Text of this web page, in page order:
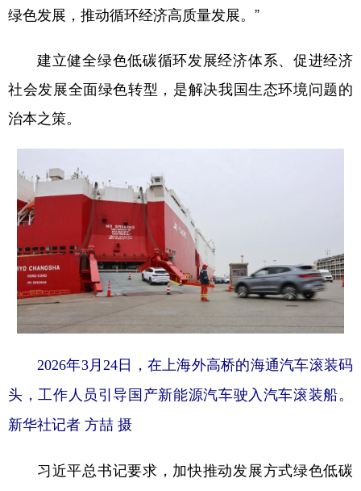
绿色发展，推动循环经济高质量发展。”
建立健全绿色低碳循环发展经济体系、促进经济
社会发展全面绿色转型，是解决我国生态环境问题的
治本之策。
2026年3月24日，在上海外高桥的海通汽车滚装码
头，工作人员引导国产新能源汽车驶入汽车滚装船。
新华社记者 方喆 摄
习近平总书记要求，加快推动发展方式绿色低碳